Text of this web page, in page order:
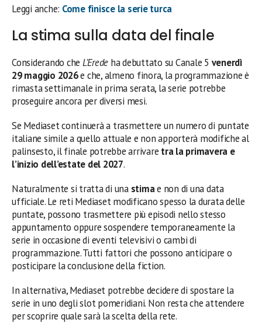
Leggi anche: Come finisce la serie turca
La stima sulla data del finale
Considerando che L’Erede ha debuttato su Canale 5 venerdì
29 maggio 2026e che, almeno finora, la programmazione è
rimasta settimanale in prima serata, la serie potrebbe
proseguire ancora per diversi mesi.
Se Mediaset continuerà a trasmettere un numero di puntate
italiane simile a quello attuale e non apporterà modifiche al
palinsesto, il finale potrebbe arrivare tra la primavera e
l’inizio dell’estate del 2027.
Naturalmente si tratta di una stimae non di una data
ufficiale. Le reti Mediaset modificano spesso la durata delle
puntate, possono trasmettere più episodi nello stesso
appuntamento oppure sospendere temporaneamente la
serie in occasione di eventi televisivi o cambi di
programmazione. Tutti fattori che possono anticipare o
posticipare la conclusione della fiction.
In alternativa, Mediaset potrebbe decidere di spostare la
serie in uno degli slot pomeridiani. Non resta che attendere
per scoprire quale sarà la scelta della rete.